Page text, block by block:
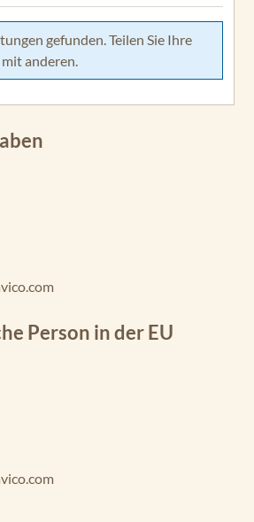
gefunden. Teilen Sie Ihre
anderen.
Person in der EU